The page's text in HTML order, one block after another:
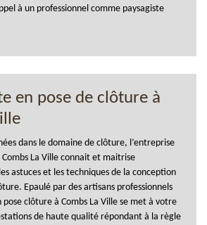
à un professionnel comme paysagiste
en pose de clôture à
dans le domaine de clôture, l’entreprise
Combs La Ville connait et maitrise
astuces et les techniques de la conception
Epaulé par des artisans professionnels
clôture à Combs La Ville se met à votre
de haute qualité répondant à la règle